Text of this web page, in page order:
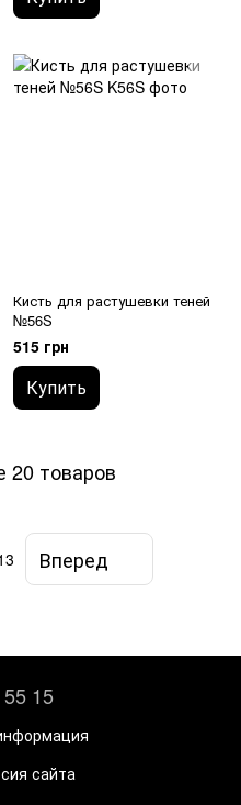
Кисть для растушевки теней
№56S
515 грн
Купить
20 товаров
Вперед
15
сайта